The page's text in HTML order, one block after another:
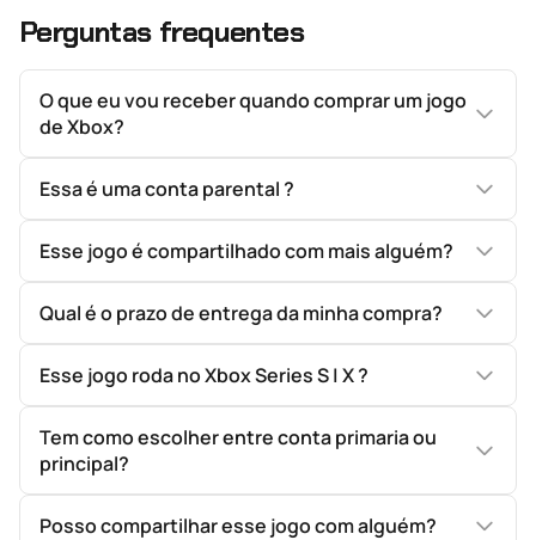
Perguntas frequentes
O que eu vou receber quando comprar um jogo
de Xbox?
Essa é uma conta parental ?
Esse jogo é compartilhado com mais alguém?
Qual é o prazo de entrega da minha compra?
Esse jogo roda no Xbox Series S | X ?
Tem como escolher entre conta primaria ou
principal?
Posso compartilhar esse jogo com alguém?